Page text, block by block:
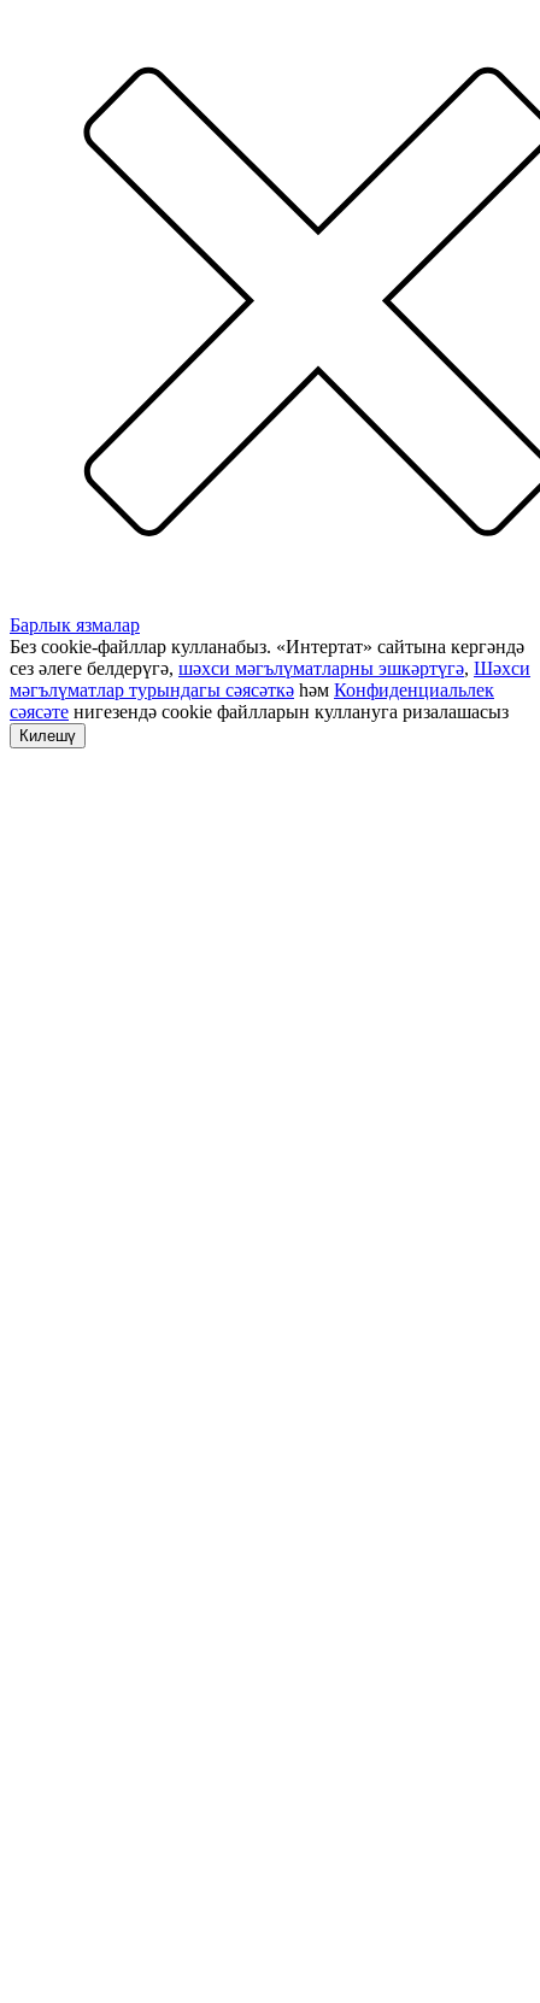
Барлык язмалар
Без cookie-файллар кулланабыз. «Интертат» сайтына кергәндә
сез әлеге белдерүгә, шәхси мәгълүматларны эшкәртүгә, Шәхси
мәгълүматлар турындагы сәясәткә һәм Конфиденциальлек
сәясәте нигезендә cookie файлларын куллануга ризалашасыз
Килешү